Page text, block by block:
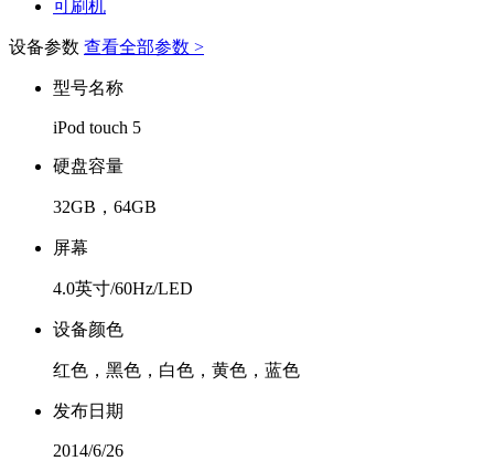
可刷机
设备参数 查看全部参数 >
型号名称
iPod touch 5
硬盘容量
32GB，64GB
屏幕
4.0英寸/60Hz/LED
设备颜色
红色，黑色，白色，黄色，蓝色
发布日期
2014/6/26